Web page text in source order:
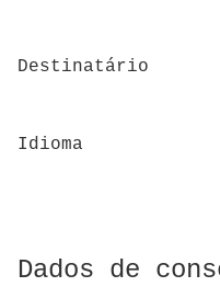
Destinatário
Idioma
Dados de